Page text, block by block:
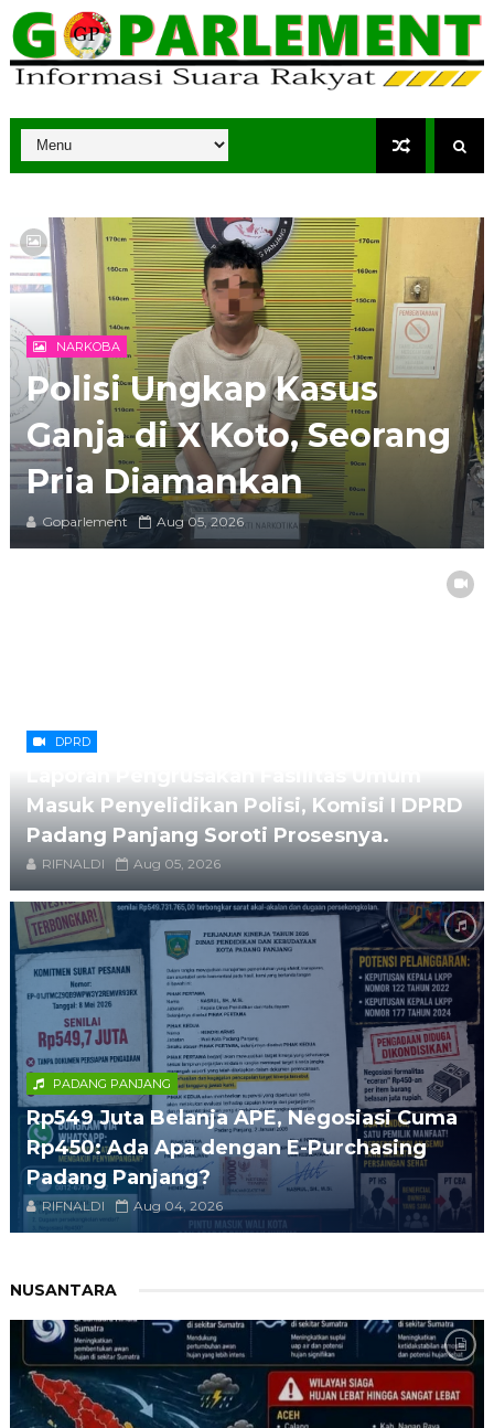
NARKOBA
Polisi Ungkap Kasus
Ganja di X Koto, Seorang
Pria Diamankan
Goparlement Aug 05, 2026
DPRD
Masuk Penyelidikan Polisi, Komisi I DPRD
Padang Panjang Soroti Prosesnya.
RIFNALDI Aug 05, 2026
PADANG PANJANG
Rp549 Juta Belanja APE, Negosiasi Cuma
Rp450: Ada Apa dengan E-Purchasing
Padang Panjang?
RIFNALDI Aug 04, 2026
NUSANTARA